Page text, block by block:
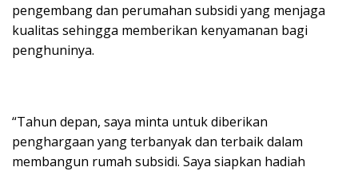
pengembang dan perumahan subsidi yang menjaga
kualitas sehingga memberikan kenyamanan bagi
penghuninya.
“Tahun depan, saya minta untuk diberikan
penghargaan yang terbanyak dan terbaik dalam
membangun rumah subsidi. Saya siapkan hadiah